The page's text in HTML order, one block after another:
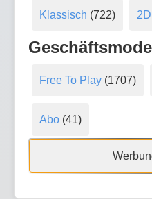
Klassisch (722) 2D
Free To Play(1707)
Abo(41)